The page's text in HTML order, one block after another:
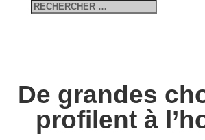
De grandes
profilent à